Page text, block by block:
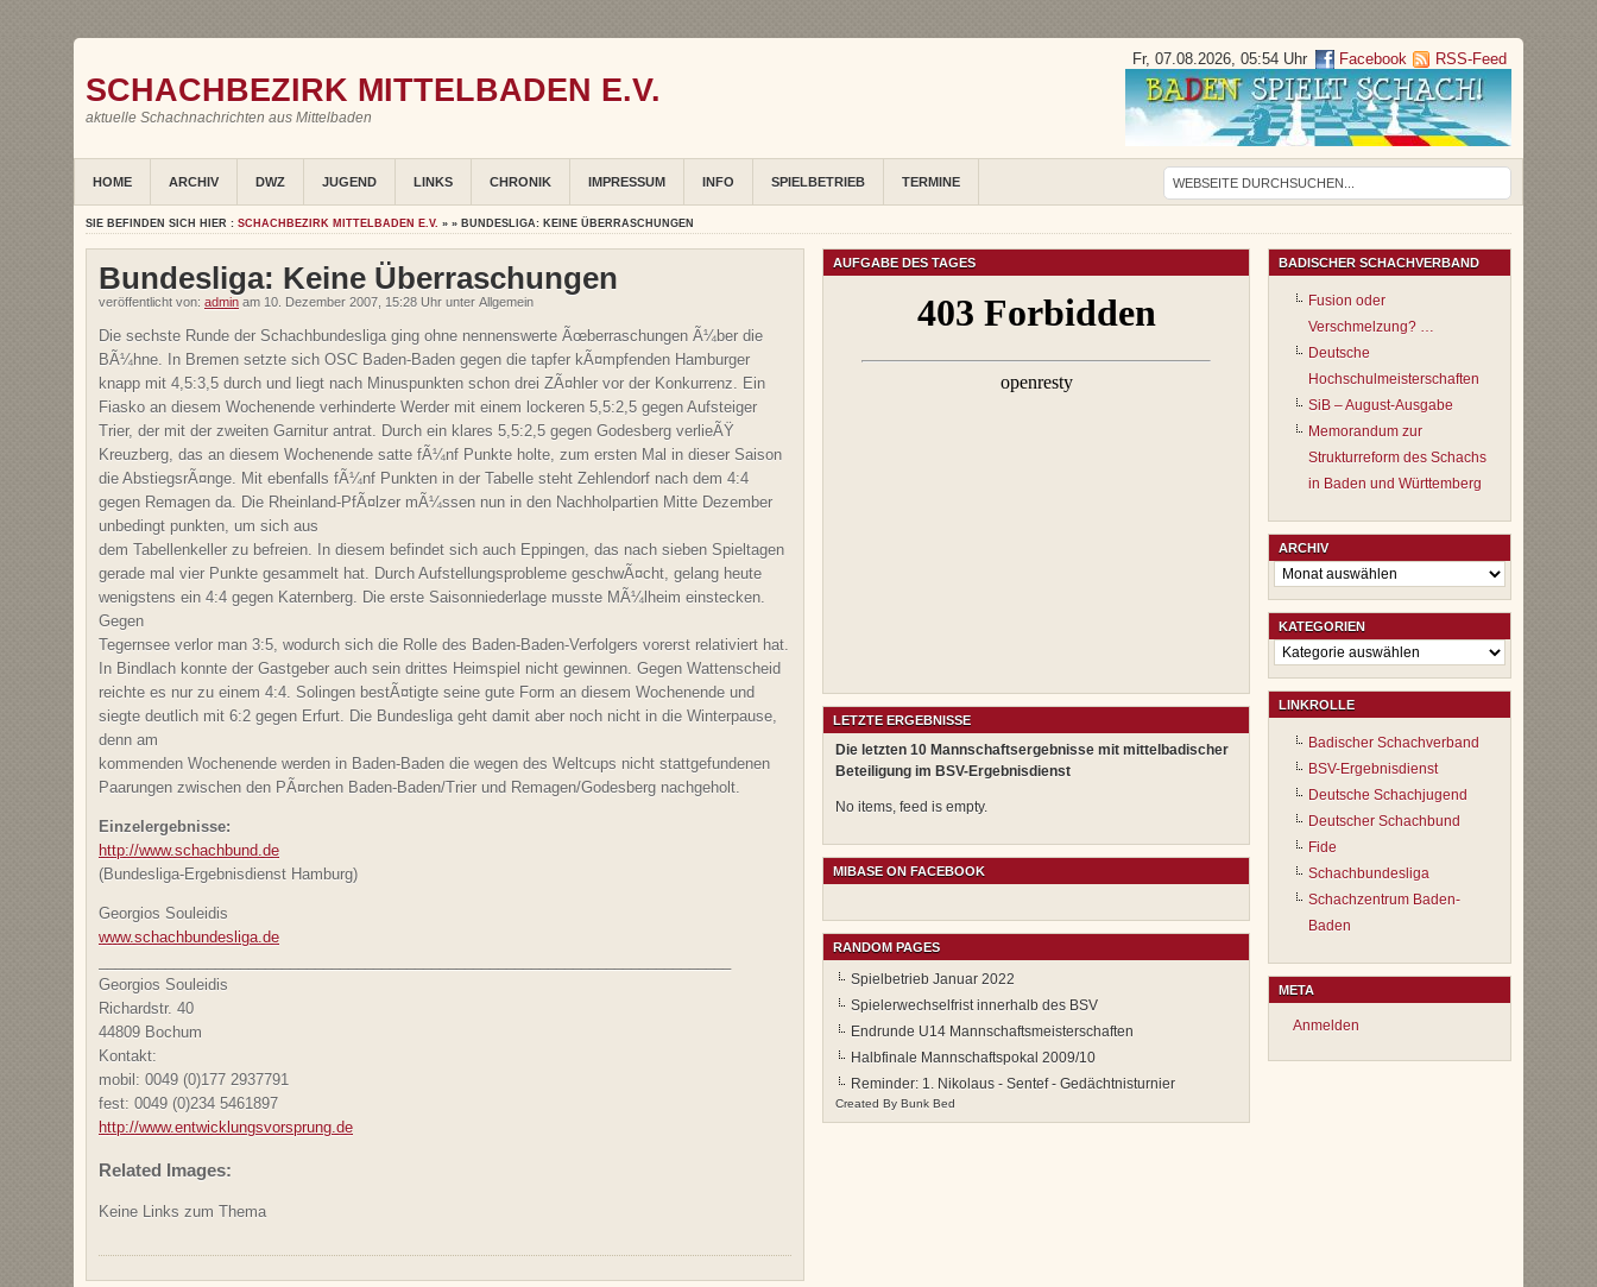
SCHACHBEZIRK MITTELBADEN E.V.
aktuelle Schachnachrichten aus Mittelbaden
Fr, 07.08.2026, 05:54 Uhr Facebook RSS-Feed
HOME ARCHIV DWZ JUGEND LINKS CHRONIK IMPRESSUM INFO SPIELBETRIEB TERMINE
SIE BEFINDEN SICH HIER : SCHACHBEZIRK MITTELBADEN E.V. » » BUNDESLIGA: KEINE ÜBERRASCHUNGEN
Bundesliga: Keine Überraschungen
veröffentlicht von: admin am 10. Dezember 2007, 15:28 Uhr unter Allgemein
Die sechste Runde der Schachbundesliga ging ohne nennenswerte Ãœberraschungen Ã¼ber die
BÃ¼hne. In Bremen setzte sich OSC Baden-Baden gegen die tapfer kÃ¤mpfenden Hamburger
knapp mit 4,5:3,5 durch und liegt nach Minuspunkten schon drei ZÃ¤hler vor der Konkurrenz. Ein
Fiasko an diesem Wochenende verhinderte Werder mit einem lockeren 5,5:2,5 gegen Aufsteiger
Trier, der mit der zweiten Garnitur antrat. Durch ein klares 5,5:2,5 gegen Godesberg verlieÃŸ
Kreuzberg, das an diesem Wochenende satte fÃ¼nf Punkte holte, zum ersten Mal in dieser Saison
die AbstiegsrÃ¤nge. Mit ebenfalls fÃ¼nf Punkten in der Tabelle steht Zehlendorf nach dem 4:4
gegen Remagen da. Die Rheinland-PfÃ¤lzer mÃ¼ssen nun in den Nachholpartien Mitte Dezember
unbedingt punkten, um sich aus
dem Tabellenkeller zu befreien. In diesem befindet sich auch Eppingen, das nach sieben Spieltagen
gerade mal vier Punkte gesammelt hat. Durch Aufstellungsprobleme geschwÃ¤cht, gelang heute
wenigstens ein 4:4 gegen Katernberg. Die erste Saisonniederlage musste MÃ¼lheim einstecken.
Gegen
Tegernsee verlor man 3:5, wodurch sich die Rolle des Baden-Baden-Verfolgers vorerst relativiert hat.
In Bindlach konnte der Gastgeber auch sein drittes Heimspiel nicht gewinnen. Gegen Wattenscheid
reichte es nur zu einem 4:4. Solingen bestÃ¤tigte seine gute Form an diesem Wochenende und
siegte deutlich mit 6:2 gegen Erfurt. Die Bundesliga geht damit aber noch nicht in die Winterpause,
denn am
kommenden Wochenende werden in Baden-Baden die wegen des Weltcups nicht stattgefundenen
Paarungen zwischen den PÃ¤rchen Baden-Baden/Trier und Remagen/Godesberg nachgeholt.
Einzelergebnisse:
http://www.schachbund.de
(Bundesliga-Ergebnisdienst Hamburg)
Georgios Souleidis
www.schachbundesliga.de
Georgios Souleidis
Richardstr. 40
44809 Bochum
Kontakt:
mobil: 0049 (0)177 2937791
fest: 0049 (0)234 5461897
http://www.entwicklungsvorsprung.de
Related Images:
Keine Links zum Thema
AUFGABE DES TAGES
LETZTE ERGEBNISSE
Die letzten 10 Mannschaftsergebnisse mit mittelbadischer
Beteiligung im BSV-Ergebnisdienst
No items, feed is empty.
MIBASE ON FACEBOOK
RANDOM PAGES
Spielbetrieb Januar 2022
Spielerwechselfrist innerhalb des BSV
Endrunde U14 Mannschaftsmeisterschaften
Halbfinale Mannschaftspokal 2009/10
Reminder: 1. Nikolaus - Sentef - Gedächtnisturnier
Created By Bunk Bed
BADISCHER SCHACHVERBAND
Fusion oder
Verschmelzung? …
Deutsche
Hochschulmeisterschaften
SiB – August-Ausgabe
Memorandum zur
Strukturreform des Schachs
in Baden und Württemberg
ARCHIV
Archiv
KATEGORIEN
Kategorien
LINKROLLE
Badischer Schachverband
BSV-Ergebnisdienst
Deutsche Schachjugend
Deutscher Schachbund
Fide
Schachbundesliga
Schachzentrum Baden-
Baden
META
Anmelden